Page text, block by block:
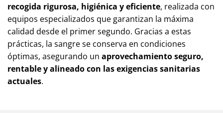
recogida rigurosa, higiénica y eficiente, realizada con
equipos especializados que garantizan la máxima
calidad desde el primer segundo. Gracias a estas
prácticas, la sangre se conserva en condiciones
óptimas, asegurando un aprovechamiento seguro,
rentable y alineado con las exigencias sanitarias
actuales.